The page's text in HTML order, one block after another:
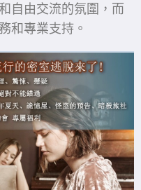
自由交流的氛圍，而
和專業支持。